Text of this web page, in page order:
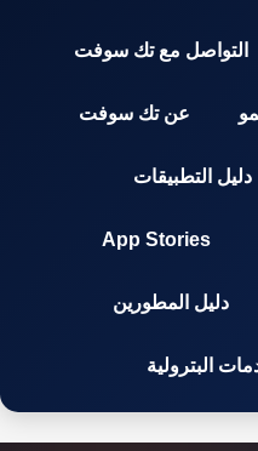
التواصل مع تك سوفت
عن تك سوفت
دليل التطبيقات
App Stories
دليل المطورين
البترولية